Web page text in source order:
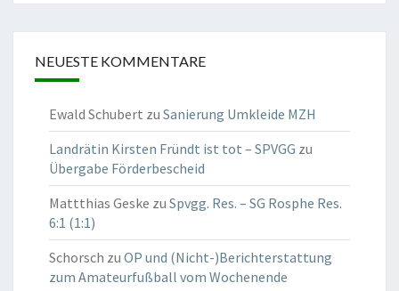
NEUESTE KOMMENTARE
Ewald Schubert zu Sanierung Umkleide MZH
Landrätin Kirsten Fründt ist tot – SPVGG zu
Übergabe Förderbescheid
Mattthias Geske zu Spvgg. Res. – SG Rosphe Res.
6:1 (1:1)
Schorsch zu OP und (Nicht-)Berichterstattung
zum Amateurfußball vom Wochenende